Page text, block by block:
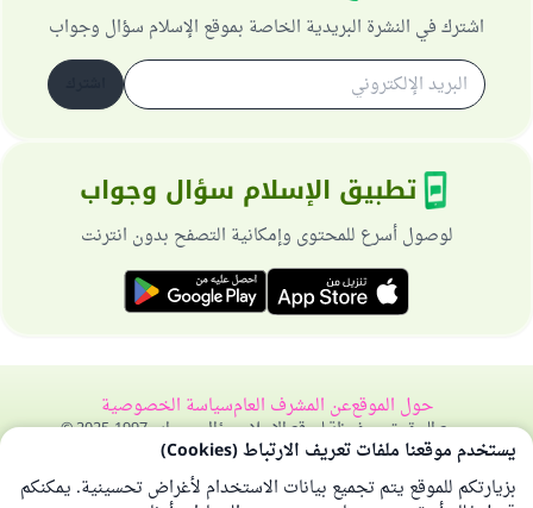
اشترك في النشرة البريدية الخاصة بموقع الإسلام سؤال وجواب
تطبيق الإسلام سؤال وجواب
لوصول أسرع للمحتوى وإمكانية التصفح بدون انترنت
حول الموقععن المشرف العامسياسة الخصوصية
جميع الحقوق محفوظة لموقع الإسلام سؤال وجواب 1997-2025 ©
يستخدم موقعنا ملفات تعريف الارتباط (Cookies)
بزيارتكم للموقع يتم تجميع بيانات الاستخدام لأغراض تحسينية. يمكنكم